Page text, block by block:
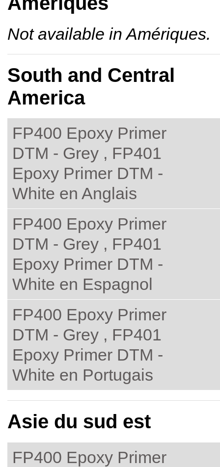
Not available in Amériques.
South and Central
America
FP400 Epoxy Primer
DTM - Grey , FP401
Epoxy Primer DTM -
White en Anglais
FP400 Epoxy Primer
DTM - Grey , FP401
Epoxy Primer DTM -
White en Espagnol
FP400 Epoxy Primer
DTM - Grey , FP401
Epoxy Primer DTM -
White en Portugais
Asie du sud est
FP400 Epoxy Primer